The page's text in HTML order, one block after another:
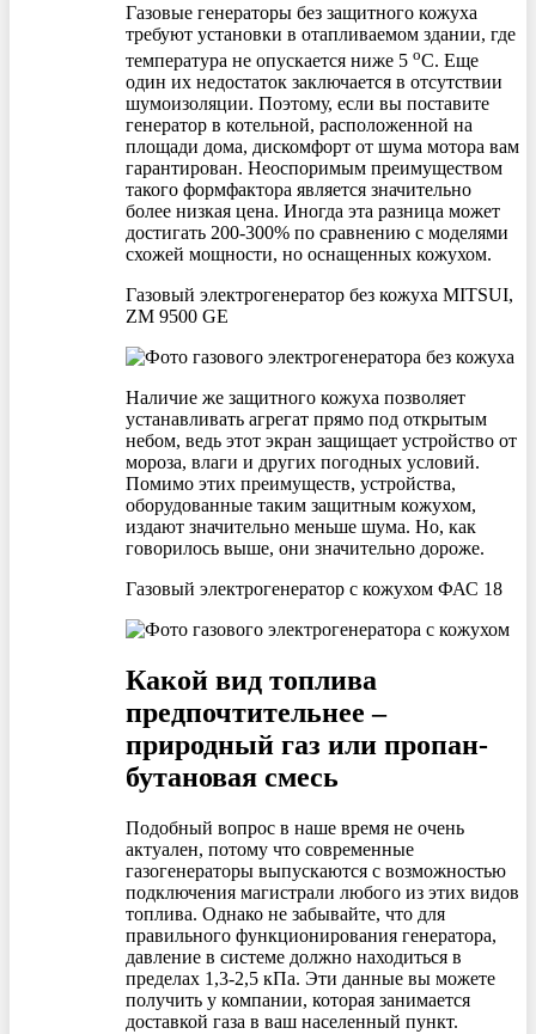
Газовые генераторы без защитного кожуха
требуют установки в отапливаемом здании, где
температура не опускается ниже 5оС. Еще
один их недостаток заключается в отсутствии
шумоизоляции. Поэтому, если вы поставите
генератор в котельной, расположенной на
площади дома, дискомфорт от шума мотора вам
гарантирован. Неоспоримым преимуществом
такого формфактора является значительно
более низкая цена. Иногда эта разница может
достигать 200-300% по сравнению с моделями
схожей мощности, но оснащенных кожухом.
Газовый электрогенератор без кожуха MITSUI,
ZM 9500 GE
Наличие же защитного кожуха позволяет
устанавливать агрегат прямо под открытым
небом, ведь этот экран защищает устройство от
мороза, влаги и других погодных условий.
Помимо этих преимуществ, устройства,
оборудованные таким защитным кожухом,
издают значительно меньше шума. Но, как
говорилось выше, они значительно дороже.
Газовый электрогенератор с кожухом ФАС 18
Какой вид топлива
предпочтительнее –
природный газ или пропан-
бутановая смесь
Подобный вопрос в наше время не очень
актуален, потому что современные
газогенераторы выпускаются с возможностью
подключения магистрали любого из этих видов
топлива. Однако не забывайте, что для
правильного функционирования генератора,
давление в системе должно находиться в
пределах 1,3-2,5 кПа. Эти данные вы можете
получить у компании, которая занимается
доставкой газа в ваш населенный пункт.